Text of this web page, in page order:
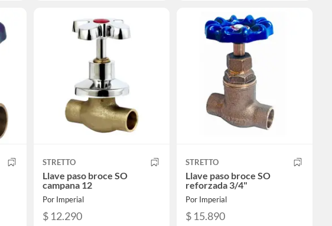
STRETTO
Llave paso broce SO
campana 12
Por Imperial
$ 12.290
STRETTO
Llave paso broce SO
reforzada 3/4"
Por Imperial
$ 15.890